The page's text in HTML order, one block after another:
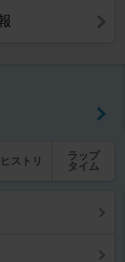
ヒストリ
ラップ
タイム